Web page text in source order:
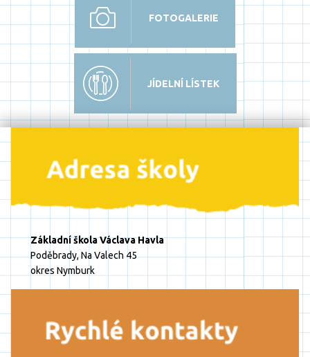
FOTOGALERIE
JÍDELNÍ LÍSTEK
Základní škola Václava Havla
Poděbrady, Na Valech 45
okres Nymburk